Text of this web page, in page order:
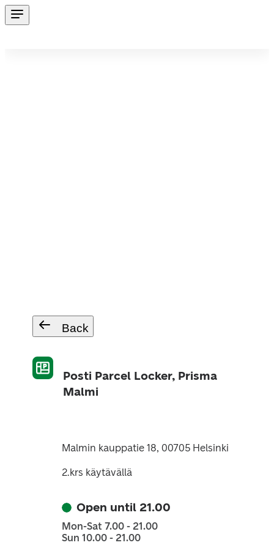
Back
Posti Parcel Locker, Prisma
Malmi
Malmin kauppatie 18, 00705 Helsinki
2.krs käytävällä
Open until 21.00
Mon-Sat 7.00 - 21.00
Sun 10.00 - 21.00